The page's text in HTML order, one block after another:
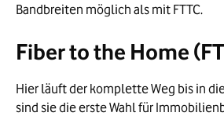
Bandbreiten möglich als mit FTTC.
Fiber to the Home
Hier läuft der komplette Weg bis in
sind sie die erste Wahl für